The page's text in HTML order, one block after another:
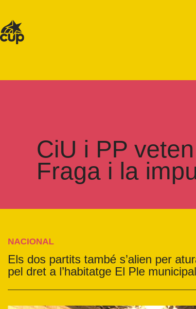
CiU i PP
Fraga i la
NACIONAL
Els dos partits també s’alien per
pel dret a l’habitatge El Ple